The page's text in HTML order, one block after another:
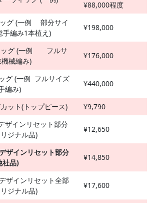
¥88,000程度
グ (一例 部分サイ
手編み1本植え)
¥198,000
ッグ (一例 フルサ
械編み)
¥176,000
グ (一例 フルサイズ
編み)
¥440,000
ット(トップピース)
¥9,790
ザインリセット部分
ジナル品)
¥12,650
ザインリセット部分
社品)
¥14,850
ザインリセット全部
ジナル品)
¥17,600